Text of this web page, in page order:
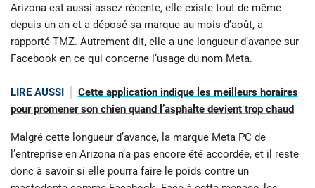
Arizona est aussi assez récente, elle existe tout de même
depuis un an et a déposé sa marque au mois d’août, a
rapporté TMZ. Autrement dit, elle a une longueur d’avance sur
Facebook en ce qui concerne l’usage du nom Meta.
LIRE AUSSI
Cette application indique les meilleurs horaires
pour promener son chien quand l’asphalte devient trop chaud
Malgré cette longueur d’avance, la marque Meta PC de
l’entreprise en Arizona n’a pas encore été accordée, et il reste
donc à savoir si elle pourra faire le poids contre un